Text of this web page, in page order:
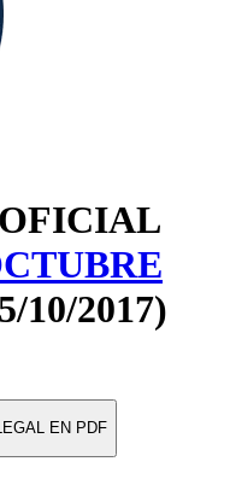
10/2017)
EN PDF